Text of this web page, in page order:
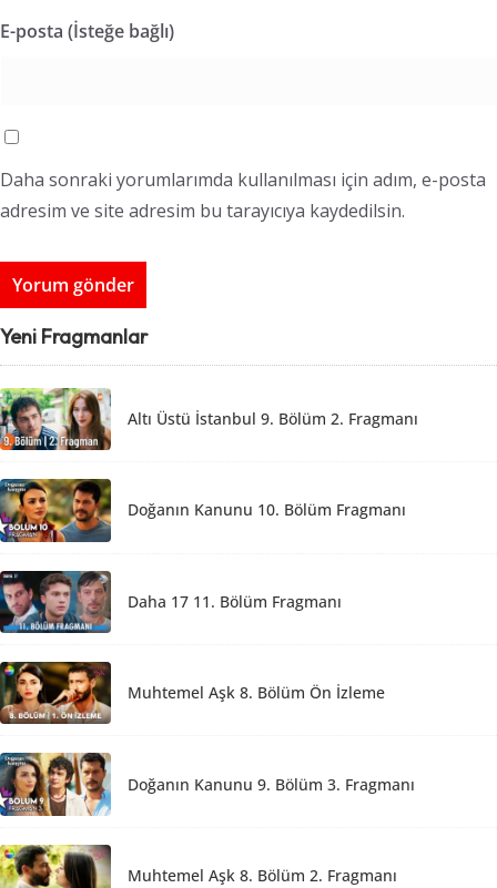
E-posta (İsteğe bağlı)
Daha sonraki yorumlarımda kullanılması için adım, e-posta
adresim ve site adresim bu tarayıcıya kaydedilsin.
Yeni Fragmanlar
Altı Üstü İstanbul 9. Bölüm 2. Fragmanı
Doğanın Kanunu 10. Bölüm Fragmanı
Daha 17 11. Bölüm Fragmanı
Muhtemel Aşk 8. Bölüm Ön İzleme
Doğanın Kanunu 9. Bölüm 3. Fragmanı
Muhtemel Aşk 8. Bölüm 2. Fragmanı